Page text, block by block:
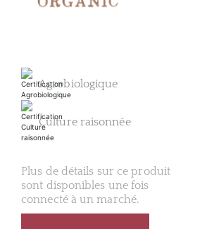
Agrobiologique
Culture raisonnée
Plus de détails sur ce produit
sont disponibles une fois
connecté à un marché.